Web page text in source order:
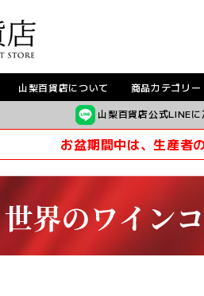
山梨百貨店について 商品カテゴリー
山梨百貨店公式LINEに
お盆期間中は、生産者